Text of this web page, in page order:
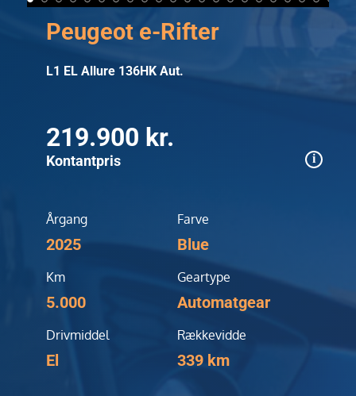
Peugeot e-Rifter
L1 EL Allure 136HK Aut.
219.900 kr.
Kontantpris
Årgang
2025
Farve
Blue
Km
5.000
Geartype
Automatgear
Drivmiddel
El
Rækkevidde
339 km